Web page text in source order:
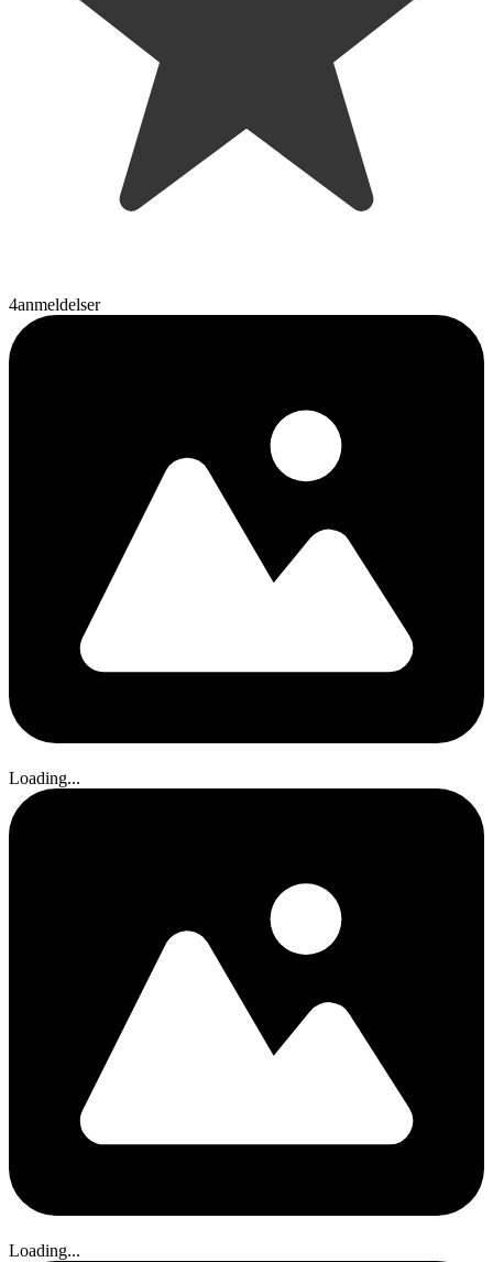
4anmeldelser
Loading...
Loading...